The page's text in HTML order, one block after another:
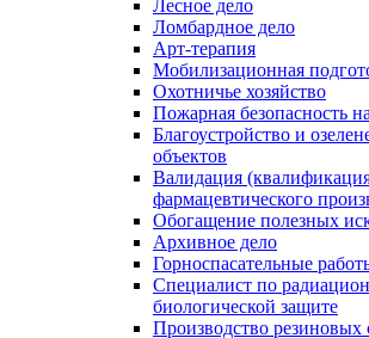
Лесное дело
Ломбардное дело
Арт-терапия
Мобилизационная
Охотничье хозяйство
Пожарная безопасность
Благоустройство и
объектов
Валидация
фармацевтического
Обогащение полезных
Архивное дело
Горноспасательные
Специалист по
биологической защите
Производство резиновых